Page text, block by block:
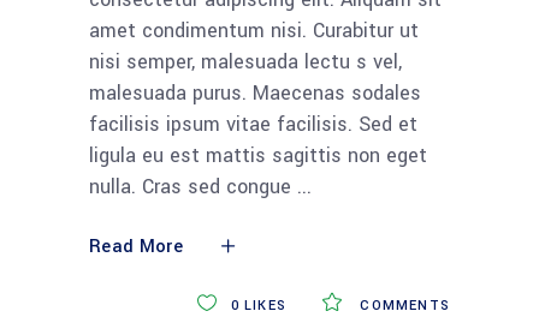
amet condimentum nisi. Curabitur ut
nisi semper, malesuada lectu s vel,
malesuada purus. Maecenas sodales
facilisis ipsum vitae facilisis. Sed et
ligula eu est mattis sagittis non eget
nulla. Cras sed congue
Read More
COMMENTS
0 LIKES